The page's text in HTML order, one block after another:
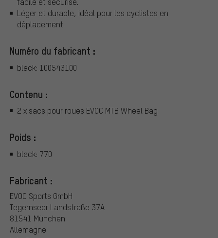
Léger et durable, idéal pour les cyclistes en
déplacement.
Numéro du fabricant :
black: 100543100
Contenu :
2 x sacs pour roues EVOC MTB Wheel Bag
Poids :
black: 770
Fabricant :
EVOC Sports GmbH
Tegernseer Landstraße 37A
81541 München
Allemagne